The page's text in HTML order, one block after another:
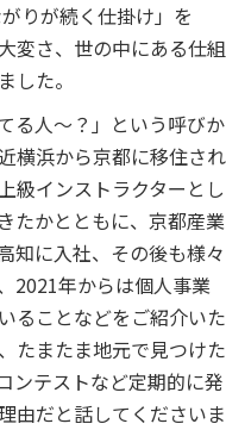
りが続く仕掛け」を
変さ、世の中にある仕組
した。
る人〜？」という呼びか
横浜から京都に移住され
級インストラクターとし
たかとともに、京都産業
知に入社、その後も様々
2021年からは個人事業
ることなどをご紹介いた
たまたま地元で見つけた
ンテストなど定期的に発
由だと話してくださいま